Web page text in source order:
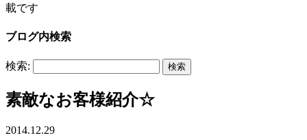
載です
ブログ内検索
検索:
素敵なお客様紹介☆
2014.12.29